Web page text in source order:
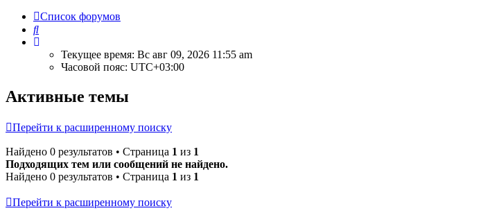
Список форумов
Поиск
Текущее время: Вс авг 09, 2026 11:55 am
Часовой пояс: UTC+03:00
Активные темы
Перейти к расширенному поиску
Найдено 0 результатов • Страница 1 из 1
Подходящих тем или сообщений не найдено.
Найдено 0 результатов • Страница 1 из 1
Перейти к расширенному поиску